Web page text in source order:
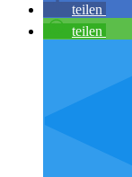
teilen
teilen